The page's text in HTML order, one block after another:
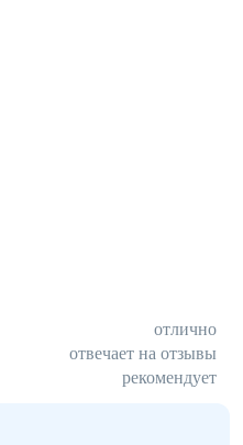
отлично
отвечает на отзывы
рекомендует